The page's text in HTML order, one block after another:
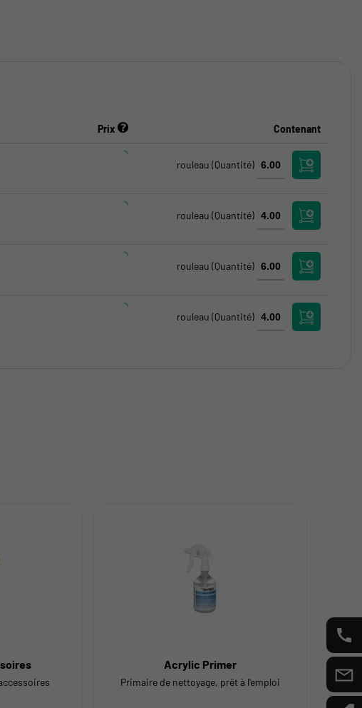
Prix Contenant
rouleau (Quantité)
rouleau (Quantité)
rouleau (Quantité)
rouleau (Quantité)
Acrylic Primer
Primaire de nettoyage, prêt à l'emploi